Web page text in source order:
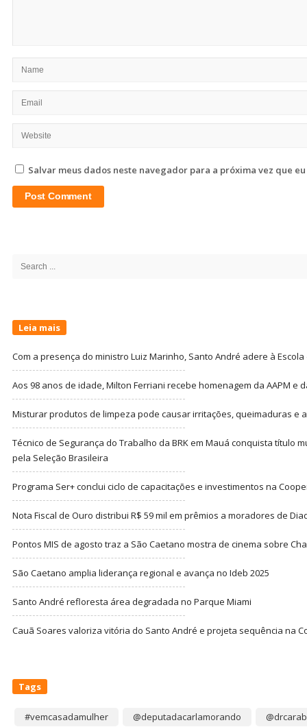
Salvar meus dados neste navegador para a próxima vez que
Search
Leia mais
Com a presença do ministro Luiz Marinho, Santo André adere à
Aos 98 anos de idade, Milton Ferriani recebe homenagem da AAPM e
Misturar produtos de limpeza pode causar irritações, queimaduras e
Técnico de Segurança do Trabalho da BRK em Mauá conquista título
pela Seleção Brasileira
Programa Ser+ conclui ciclo de capacitações e investimentos na
Nota Fiscal de Ouro distribui R$ 59 mil em prêmios a moradores de
Pontos MIS de agosto traz a São Caetano mostra de cinema sobre
São Caetano amplia liderança regional e avança no Ideb 2025
Santo André refloresta área degradada no Parque Miami
Cauã Soares valoriza vitória do Santo André e projeta sequência na
Tags
#vemcasadamulher @deputadacarlamorando